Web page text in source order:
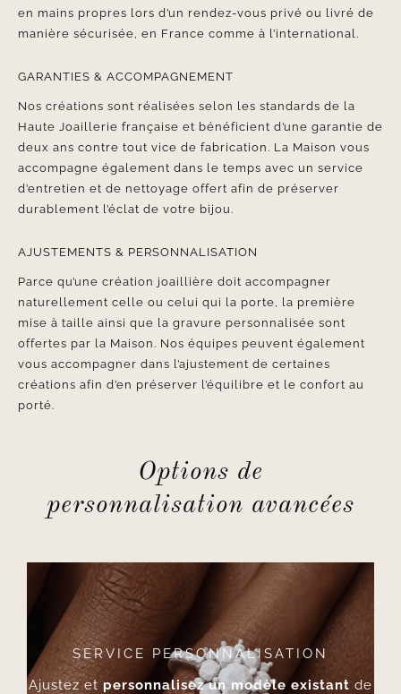
en mains propres lors d’un rendez-vous privé ou livré de
manière sécurisée, en France comme à l’international.
GARANTIES & ACCOMPAGNEMENT
Nos créations sont réalisées selon les standards de la
Haute Joaillerie française et bénéficient d’une garantie de
deux ans contre tout vice de fabrication. La Maison vous
accompagne également dans le temps avec un service
d’entretien et de nettoyage offert afin de préserver
durablement l’éclat de votre bijou.
AJUSTEMENTS & PERSONNALISATION
Parce qu’une création joaillière doit accompagner
naturellement celle ou celui qui la porte, la première
mise à taille ainsi que la gravure personnalisée sont
offertes par la Maison. Nos équipes peuvent également
vous accompagner dans l’ajustement de certaines
créations afin d’en préserver l’équilibre et le confort au
porté.
Options de
personnalisation avancées
SERVICE PERSONNALISATION
Ajustez et personnalisez un modèle existant de